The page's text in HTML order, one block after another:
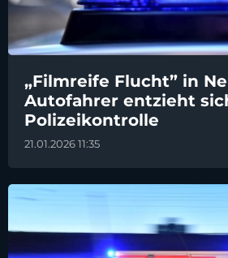
„Filmreife Flucht” in
Autofahrer entzieht
Polizeikontrolle
21.01.2026 11:35